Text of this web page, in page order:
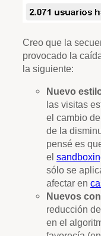
Creo que la
provocado la
la siguiente:
Nuevo
las visitas
el cambio
de la
pensé es
el
sólo se
afectar en
Nuevos
reducción
en el